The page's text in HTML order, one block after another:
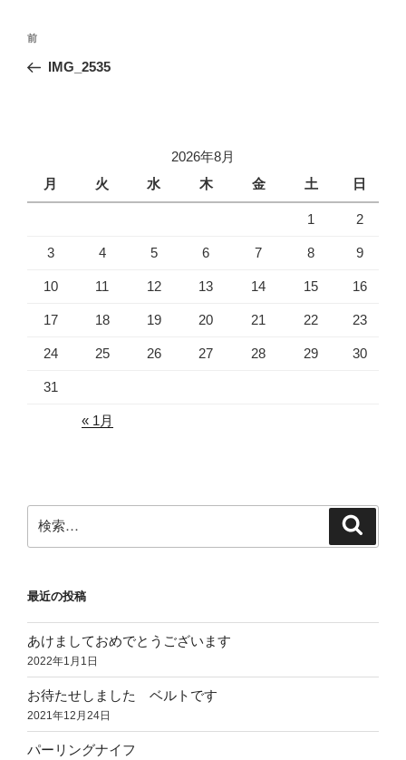
投
ナ
ョ
前
の
前
IMG_2535
2026年8月
月
火 水 木 金 土 日
1 2
3 4 5 6 7 8 9
10 11 12 13 14 15 16
17 18 19 20 21 22 23
24 25 26 27 28 29 30
31
« 1月
索:
最近の投稿
あけましておめでとうございます
2022年1月1日
お待たせしました ベルトです
2021年12月24日
パーリングナイフ